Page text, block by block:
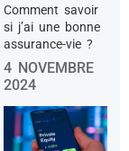
Comment savoir
si j’ai une bonne
assurance-vie ?
4 NOVEMBRE
2024